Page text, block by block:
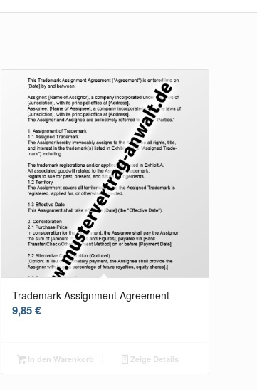
Trademark Assignment Agreement
9,85€
In den Warenkorb Zeige Details